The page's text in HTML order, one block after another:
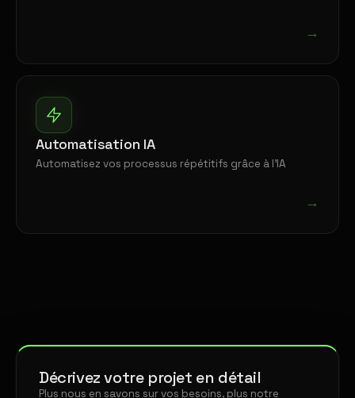
→
Automatisation IA
Automatisez vos processus répétitifs grâce à l'IA
→
Décrivez votre projet en détail
Plus nous en savons sur vos besoins, plus notre